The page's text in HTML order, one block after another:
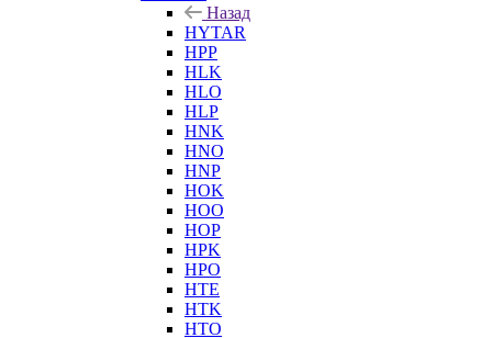
Назад
HYTAR
HPP
HLK
HLO
HLP
HNK
HNO
HNP
HOK
HOO
HOP
HPK
HPO
HTE
HTK
HTO